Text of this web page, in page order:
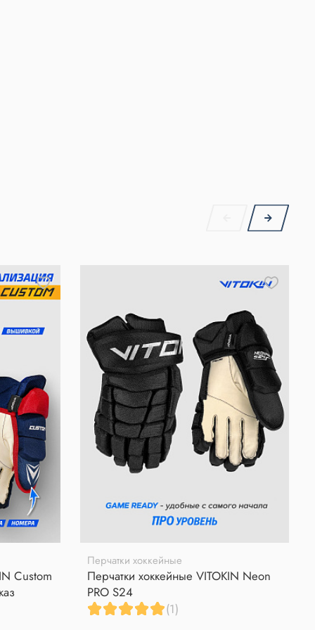
Custom
Перчатки хоккейные
Перчатки хоккейные VITOKIN Neon
PRO S24
(1)